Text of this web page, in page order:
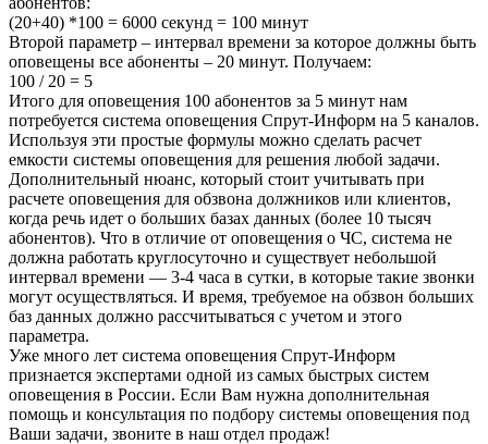
(20+40) *100 = 6000 секунд = 100 минут
Второй параметр – интервал времени за которое должны быть
оповещены все абоненты – 20 минут. Получаем:
100 / 20 = 5
Итого для оповещения 100 абонентов за 5 минут нам
потребуется система оповещения Спрут-Информ на 5 каналов.
Используя эти простые формулы можно сделать расчет
емкости системы оповещения для решения любой задачи.
Дополнительный нюанс, который стоит учитывать при
расчете оповещения для обзвона должников или клиентов,
когда речь идет о больших базах данных (более 10 тысяч
абонентов). Что в отличие от оповещения о ЧС, система не
должна работать круглосуточно и существует небольшой
интервал времени — 3-4 часа в сутки, в которые такие звонки
могут осуществляться. И время, требуемое на обзвон больших
баз данных должно рассчитываться с учетом и этого
параметра.
Уже много лет система оповещения Спрут-Информ
признается экспертами одной из самых быстрых систем
оповещения в России. Если Вам нужна дополнительная
помощь и консультация по подбору системы оповещения под
Ваши задачи, звоните в наш отдел продаж!